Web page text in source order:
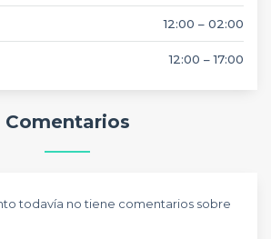
12:00 – 02:00
12:00 – 17:00
Comentarios
todavía no tiene comentarios sobre